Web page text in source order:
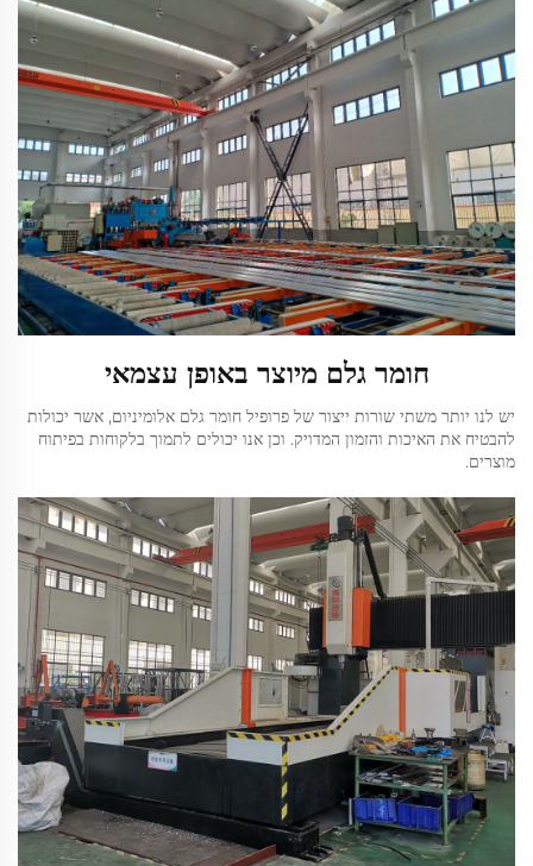
חומר גלם מיוצר באופן עצמאי
יש לנו יותר משתי שורות ייצור של פרופיל חומר גלם אלומיניום, אשר יכולות
להבטיח את האיכות והזמון המדויק. וכן אנו יכולים לתמוך בלקוחות בפיתוח
מוצרים.